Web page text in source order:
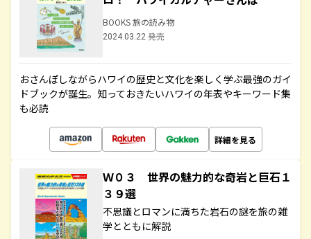
BOOKS 旅の読み物
2024.03.22 発売
おさんぽしながらハワイの歴史と文化を楽しく学ぶ最強のガイ
ドブックが誕生。知っておきたいハワイの年表やキーワード集
も必読
詳細を見る
Ｗ０３ 世界の魅力的な奇岩と巨石１
３９選
不思議とロマンに満ちた岩石の謎を旅の雑
学とともに解説